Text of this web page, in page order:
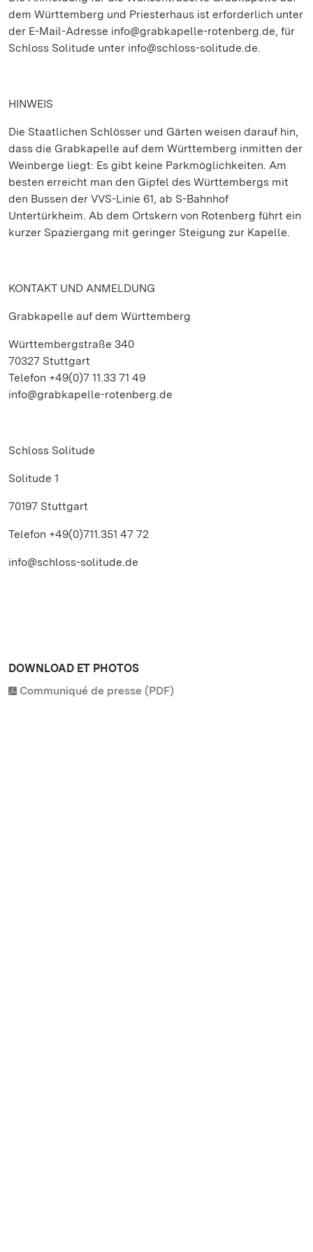
dem Württemberg und Priesterhaus ist erforderlich unter
der E-Mail-Adresse info@grabkapelle-rotenberg.de, für
Schloss Solitude unter info@schloss-solitude.de.
HINWEIS
Die Staatlichen Schlösser und Gärten weisen darauf hin,
dass die Grabkapelle auf dem Württemberg inmitten der
Weinberge liegt: Es gibt keine Parkmöglichkeiten. Am
besten erreicht man den Gipfel des Württembergs mit
den Bussen der VVS-Linie 61, ab S-Bahnhof
Untertürkheim. Ab dem Ortskern von Rotenberg führt ein
kurzer Spaziergang mit geringer Steigung zur Kapelle.
KONTAKT UND ANMELDUNG
Grabkapelle auf dem Württemberg
Württembergstraße 340
70327 Stuttgart
Telefon +49(0)7 11.33 71 49
info@grabkapelle-rotenberg.de
Schloss Solitude
Solitude 1
70197 Stuttgart
Telefon +49(0)711.351 47 72
info@schloss-solitude.de
DOWNLOAD ET PHOTOS
Communiqué de presse (PDF)